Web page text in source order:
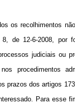
os recolhimentos
de 12-6-2008, por
judiciais ou
procedimentos
prazos dos artigos
Para esse